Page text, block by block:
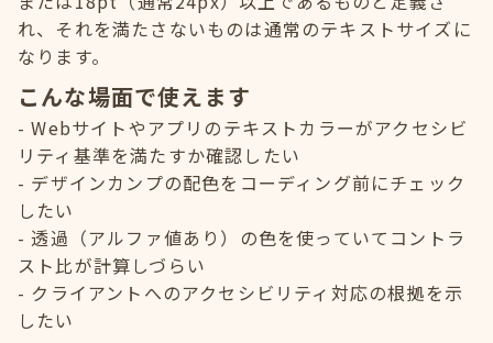
れ、それを満たさないものは通常のテキストサイズに
なります。
こんな場面で使えます
Webサイトやアプリのテキストカラーがアクセシビ
リティ基準を満たすか確認したい
デザインカンプの配色をコーディング前にチェック
したい
透過（アルファ値あり）の色を使っていてコントラ
スト比が計算しづらい
クライアントへのアクセシビリティ対応の根拠を示
したい